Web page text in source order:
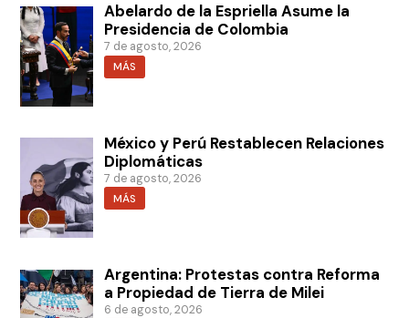
Abelardo de la Espriella Asume la
Presidencia de Colombia
7 de agosto, 2026
MÁS
México y Perú Restablecen Relaciones
Diplomáticas
7 de agosto, 2026
MÁS
Argentina: Protestas contra Reforma
a Propiedad de Tierra de Milei
6 de agosto, 2026